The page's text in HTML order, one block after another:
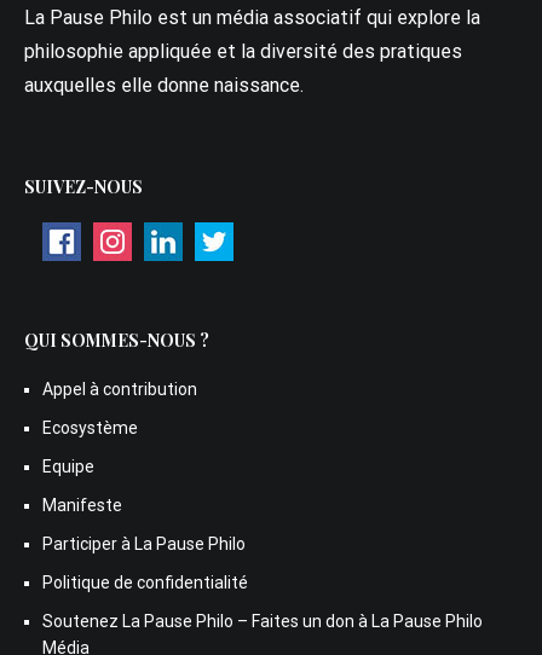
La Pause Philo est un média associatif qui explore la
philosophie appliquée et la diversité des pratiques
auxquelles elle donne naissance.
SUIVEZ-NOUS
QUI SOMMES-NOUS ?
Appel à contribution
Ecosystème
Equipe
Manifeste
Participer à La Pause Philo
Politique de confidentialité
Soutenez La Pause Philo – Faites un don à La Pause Philo
Média